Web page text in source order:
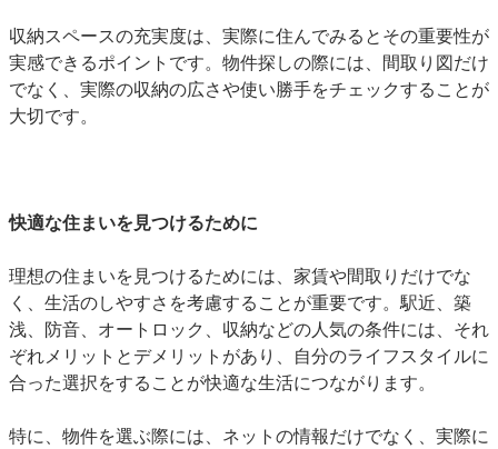
収納スペースの充実度は、実際に住んでみるとその重要性が
実感できるポイントです。物件探しの際には、間取り図だけ
でなく、実際の収納の広さや使い勝手をチェックすることが
大切です。
快適な住まいを見つけるために
理想の住まいを見つけるためには、家賃や間取りだけでな
く、生活のしやすさを考慮することが重要です。駅近、築
浅、防音、オートロック、収納などの人気の条件には、それ
ぞれメリットとデメリットがあり、自分のライフスタイルに
合った選択をすることが快適な生活につながります。
特に、物件を選ぶ際には、ネットの情報だけでなく、実際に